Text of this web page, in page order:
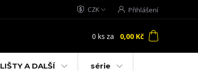
CZK Přihlášení
0 ks za 0,00 Kč
LIŠTY A DALŠÍ série